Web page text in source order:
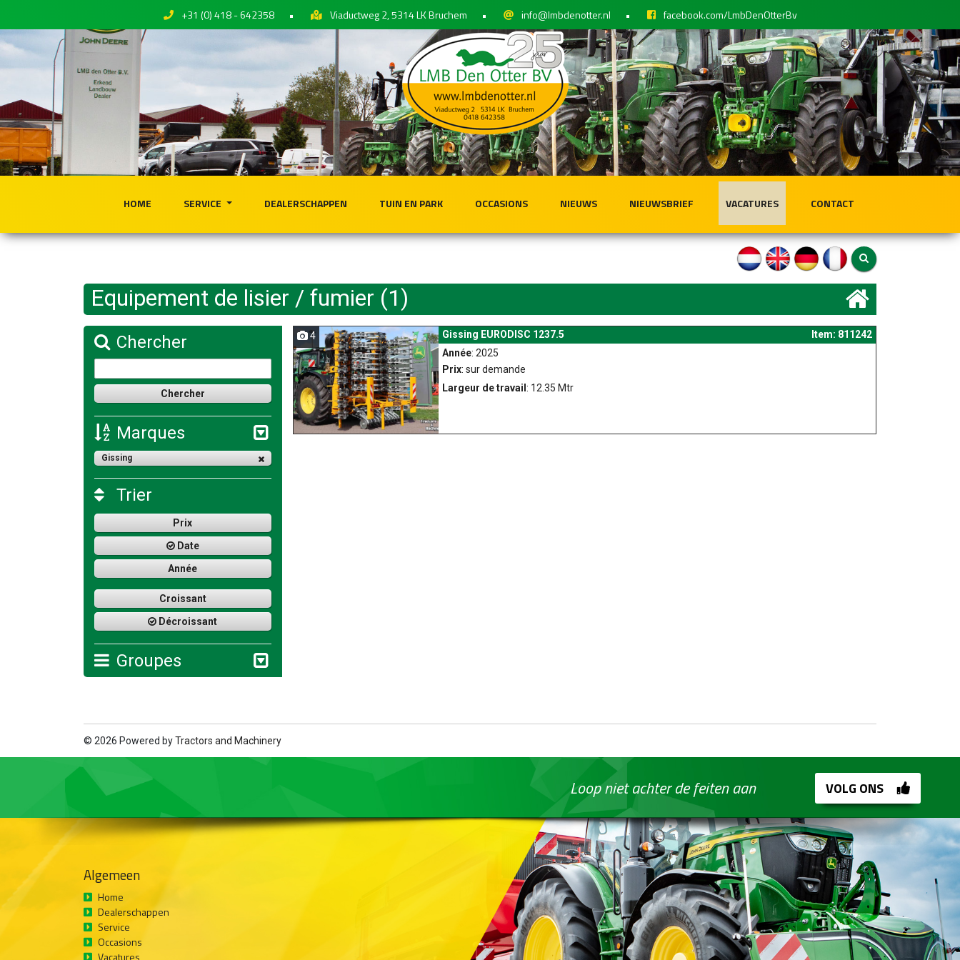
+31 (0) 418 - 642358 • Viaductweg 2, 5314 LK Bruchem • info@lmbdenotter.nl • facebook.com/LmbDenOtterBv
HOME SERVICE DEALERSCHAPPEN TUIN EN PARK OCCASIONS NIEUWS NIEUWSBRIEF VACATURES CONTACT
Equipement de lisier / fumier (1)
Chercher
Marques
Gissing
Trier
Prix
Date
Année
Croissant
Décroissant
Groupes
4 Gissing EURODISC 1237.5
Item: 811242
Année: 2025
Prix: sur demande
Largeur de travail: 12.35 Mtr
© 2026 Powered byTractors and Machinery
VOLG ONS
Loop niet achter de feiten aan
Algemeen
Home
Dealerschappen
Service
Occasions
Vacatures